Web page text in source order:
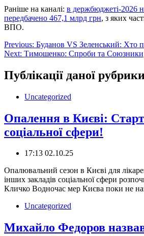
Раніше на каналі: в держбюджеті-2026
передбачено 467,1 млрд грн, з яких
ВПО.
Навігація
записів
Previous: Буданов VS Зеленський: Хто
Next: Тимошенко: Спроби та Союзники
Публікації даної
Uncategorized
Опалення в Києві:
соціальної сфери!
17:13 02.10.25
️️Опалювальний сезон в Києві для
інших закладів соціальної сфери
Кличко Водночас мер Києва поки не
Uncategorized
Михайло Федоров